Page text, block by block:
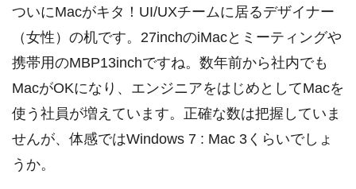
ついにMacがキタ！UI/UXチームに居るデザイナー
（女性）の机です。27inchのiMacとミーティングや
携帯用のMBP13inchですね。数年前から社内でも
MacがOKになり、エンジニアをはじめとしてMacを
使う社員が増えています。正確な数は把握していま
せんが、体感ではWindows 7 : Mac 3くらいでしょ
うか。